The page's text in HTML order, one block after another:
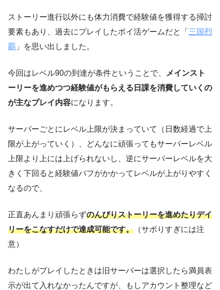
ストーリー進行以外にも体力消費で経験値を獲得する掃討
要素もあり、過去にプレイしたポイ活ゲームだと「 三国烈
覇 」を思い出しました。
今回はレベル90の到達が条件ということで、
メインスト
ーリーを進めつつ経験値がもらえる日課を消費していくの
が主なプレイ内容になります。
サーバーごとにレベル上限が決まっていて（日数経過で上
限が上がっていく）、どんなに頑張ってもサーバーレベル
上限より上には上げられないし、逆にサーバーレベルを大
きく下回ると経験値バフがかかってレベルが上がりやすく
なるので、
正直あんまり頑張らずのんびりストーリーを進めたりデイ
リーをこなすだけで達成可能です。 （サボりすぎには注
意）
わたしがプレイしたときは旧サーバーは選択したら満員表
示が出て入れなかったんですが、もしアカウント整理など